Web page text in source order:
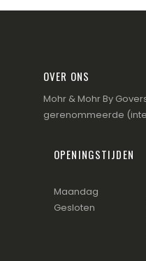
OVER ONS
Mohr & Mohr By
gerenommeerde
OPENINGSTIJDEN
Maandag
Gesloten